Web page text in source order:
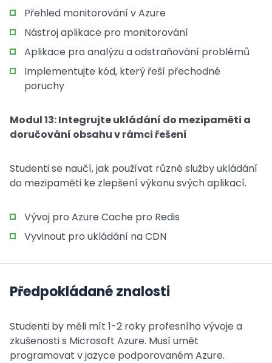
Přehled monitorování v Azure
Nástroj aplikace pro monitorování
Aplikace pro analýzu a odstraňování problémů
Implementujte kód, který řeší přechodné
poruchy
Modul 13: Integrujte ukládání do mezipaměti a
doručování obsahu v rámci řešení
Studenti se naučí, jak používat různé služby ukládání
do mezipaměti ke zlepšení výkonu svých aplikací.
Vývoj pro Azure Cache pro Redis
Vyvinout pro ukládání na CDN
Předpokládané znalosti
Studenti by měli mít 1-2 roky profesního vývoje a
zkušenosti s Microsoft Azure. Musí umět
programovat v jazyce podporovaném Azure.